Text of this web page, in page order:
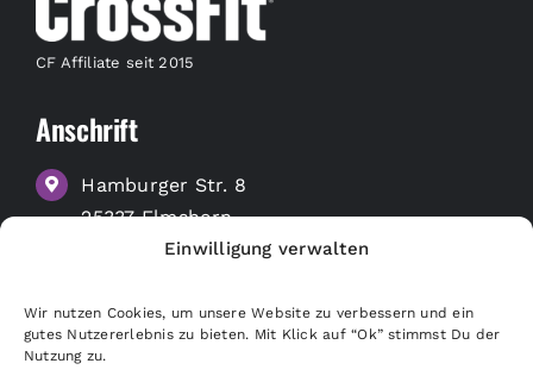
Einwilligung verwalten
Wir nutzen Cookies, um unsere Website zu verbessern und ein
gutes Nutzererlebnis zu bieten. Mit Klick auf “Ok” stimmst Du der
Nutzung zu.
CF Affiliate seit 2015
Anschrift
Hamburger Str. 8
25337 Elmshorn
Nützliche Links